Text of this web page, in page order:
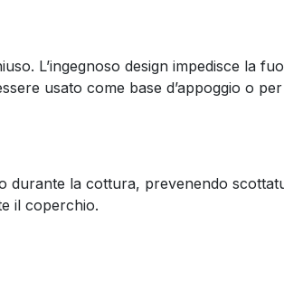
L’ingegnoso design impedisce la
usato come base d’appoggio o
la cottura, prevenendo
il coperchio.